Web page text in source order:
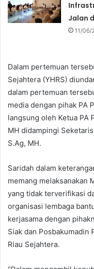
Jalan
11/06/
Dalam pertemuan
Sejahtera (YHRS)
dalam pertemuan
media dengan pihak PA
langsung oleh Ketua PA
MH didampingi
S.Ag, MH.
Saridah dalam
memang melaksanakan
yang tidak terverifikasi
organisasi lembaga
kerjasama dengan
Siak dan Posbakumadin
Riau Sejahtera.